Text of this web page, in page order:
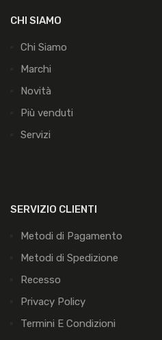
CHI SIAMO
Chi Siamo
Marchi
Novità
Più venduti
Servizi
SERVIZIO CLIENTI
Metodi di Pagamento
Metodi di Spedizione
Recesso
Privacy Policy
Termini E Condizioni